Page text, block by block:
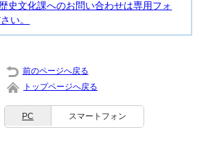
史文化課へのお問い合わせは専用フォ
い。
前のページへ戻る
トップページへ戻る
PC スマートフォン